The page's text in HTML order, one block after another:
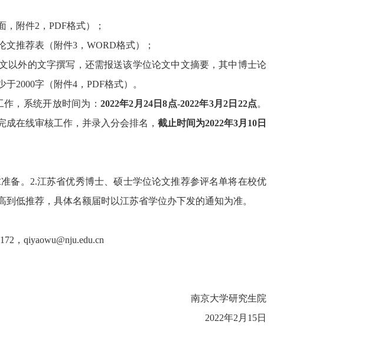
，附件2 ，PDF格式）；
文推荐表（附件3 ，WORD格式）；
以外的文字撰写，还需报送该学位论文中文摘要，其中博士论
于2000字（附件4 ， PDF格式）。
，系统开放时间为： 2022年2 月 24日8点-2022年3月2 日 22点。
在线审核工作，并录入分会排名， 截止时间为2022年3月 10 日
备。 2.江苏省优秀博士、硕士学位论文推荐参评名单将在校优
低推荐，具体名额届时以江苏省学位办下发的通知为准。
， qiyaowu@nju.edu.cn
南京大学研究生院
2022年2 月 15日